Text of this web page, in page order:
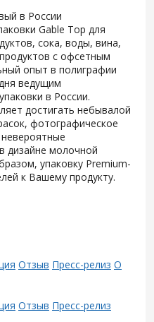
в России
Gable Top для
сока, воды, вина,
с офсетным
опыт в полиграфии
ведущим
в России.
достигать небывалой
фотографическое
дизайне молочной
упаковку Premium-
к Вашему продукту.
Отзыв Пресс-релиз О
Отзыв Пресс-релиз